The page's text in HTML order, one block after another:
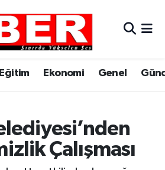
Eğitim Ekonomi Genel
Çalışması
ve Fikstür